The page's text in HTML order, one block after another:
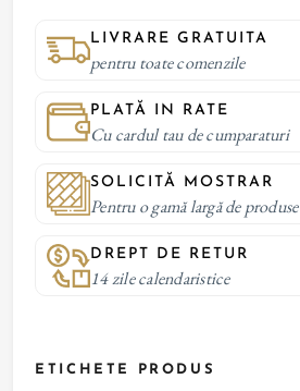
LIVRARE GRATUITA
pentru toate comenzile
PLATĂ IN RATE
Cu cardul tau de cumparaturi
SOLICITĂ MOSTRAR
Pentru o gamă largă de produse
DREPT DE RETUR
14 zile calendaristice
ETICHETE PRODUS